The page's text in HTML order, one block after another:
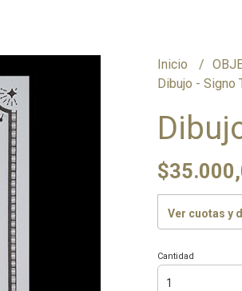
Inicio
Dibujo - Signo
Ver cuotas y
Cantidad